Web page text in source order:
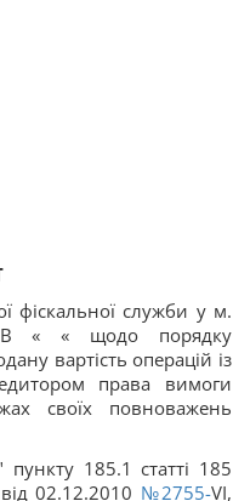
фіскальної служби у м.
« « щодо порядку
вартість операцій із
права вимоги
своїх повноважень
185.1 статті 185
02.12.2010 №2755-VI,